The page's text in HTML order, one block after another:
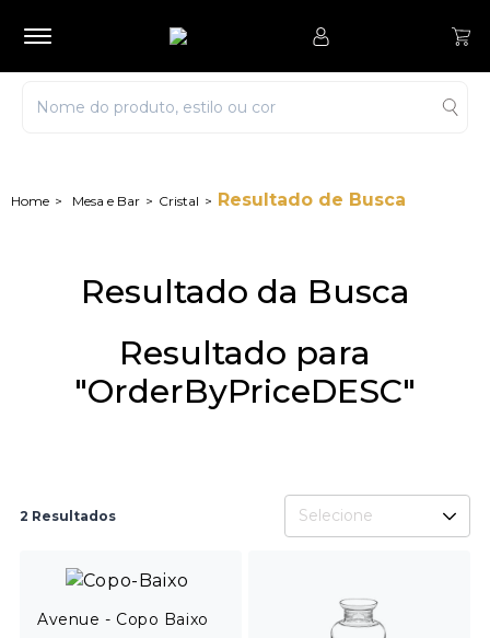
Mesa e Bar Cristal Resultado de Busca
Resultado da Busca
Resultado para
"OrderByPriceDESC"
2 Resultados Selecione
Avenue - Copo Baixo